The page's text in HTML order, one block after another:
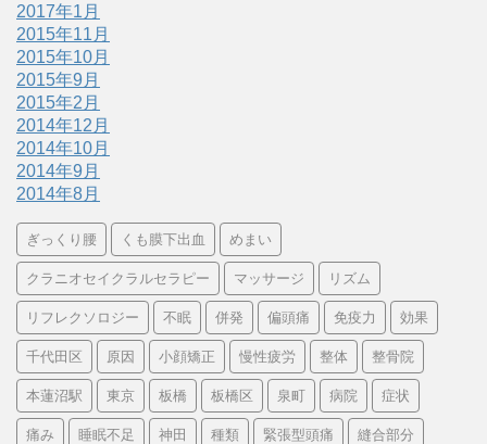
2017年1月
2015年11月
2015年10月
2015年9月
2015年2月
2014年12月
2014年10月
2014年9月
2014年8月
ぎっくり腰 くも膜下出血 めまい
クラニオセイクラルセラピー マッサージ リズム
リフレクソロジー 不眠 併発 偏頭痛 免疫力 効果
千代田区 原因 小顔矯正 慢性疲労 整体 整骨院
本蓮沼駅 東京 板橋 板橋区 泉町 病院 症状
痛み 睡眠不足 神田 種類 緊張型頭痛 縫合部分